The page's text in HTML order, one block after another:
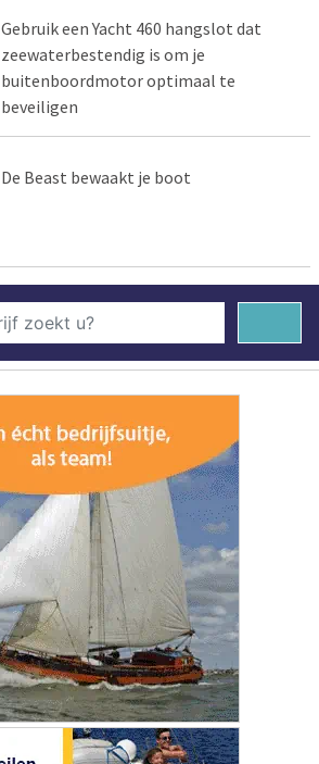
Gebruik een Yacht 460 hangslot dat
zeewaterbestendig is om je
buitenboordmotor optimaal te
beveiligen
De Beast bewaakt je boot